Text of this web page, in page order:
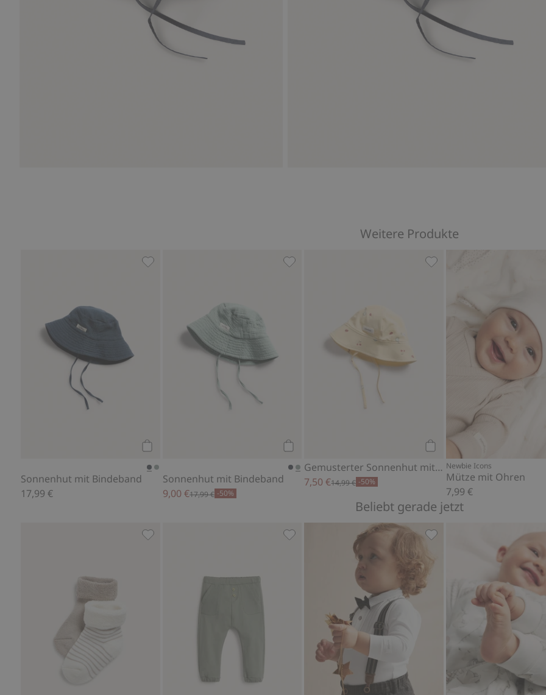
Weitere Produkte
Sonnenhut mit Bindeband
17,99 €
Sonnenhut mit Bindeband
9,00 €17,99 € -50%
Kaufen
Gemusterter Sonnenhut mit Bindeband
7,50 €14,99 € -50%
Gemusterter Sonnenhut
Newbie Icons
Mütze mit Ohren
7,99 €
Beliebt gerade jetzt
Jogginghose, Zu Favoriten hinzufügenSmokingbody mit Fliege,